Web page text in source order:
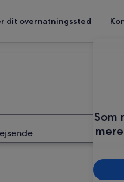
dit overnatningssted
Som